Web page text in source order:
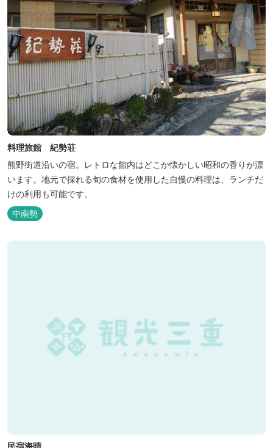
料理旅館 紀勢荘
熊野街道沿いの宿。レトロな館内はどこか懐かしい昭和の香りが漂
います。地元で採れる旬の食材を使用した自慢の料理は、ランチだ
けの利用も可能です。
中南勢